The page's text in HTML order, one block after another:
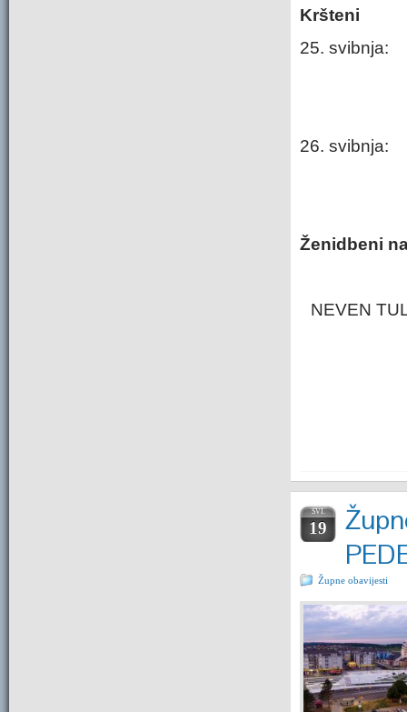
Kršteni
25. svibnja:
26. svibnja:
Ženidbeni
NEVEN
SVI.
19
Župne obavijesti